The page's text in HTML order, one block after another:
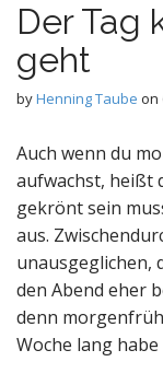
Der Tag
geht
byHenning Taube on
Auch wenn du
aufwachst, heißt
gekrönt sein
aus.
unausgeglichen,
den Abend eher
denn
Woche lang